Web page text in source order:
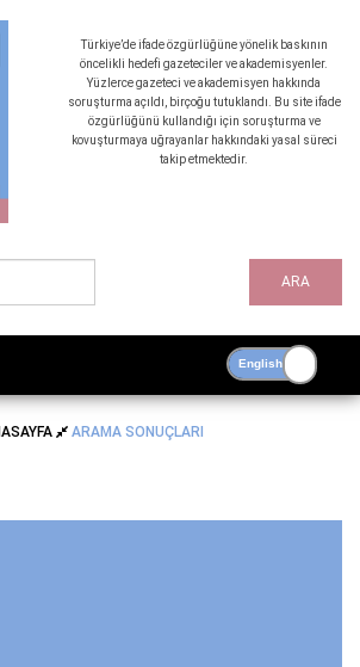
Türkiye’de ifade özgürlüğüne yönelik baskının
öncelikli hedefi gazeteciler ve akademisyenler.
Yüzlerce gazeteci ve akademisyen hakkında
soruşturma açıldı, birçoğu tutuklandı. Bu site ifade
özgürlüğünü kullandığı için soruşturma ve
kovuşturmaya uğrayanlar hakkındaki yasal süreci
takip etmektedir.
ARA
ARAMA SONUÇLARI